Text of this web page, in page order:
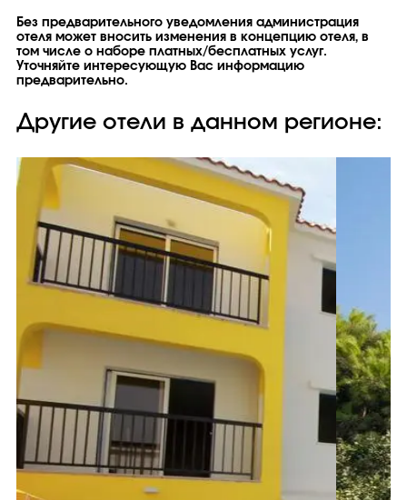
Без предварительного уведомления администрация
отеля может вносить изменения в концепцию отеля, в
том числе о наборе платных/бесплатных услуг.
Уточняйте интересующую Вас информацию
предварительно.
Другие отели в данном регионе: